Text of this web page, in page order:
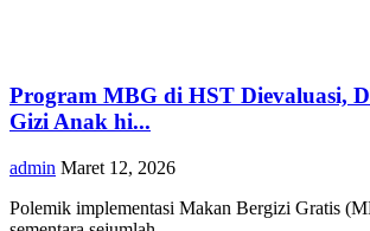
Program MBG di HST Dievaluasi,
Gizi Anak hi...
admin Maret 12, 2026
Polemik implementasi Makan Bergizi Gratis